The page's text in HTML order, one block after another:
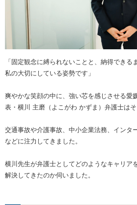
「固定観念に縛られないことと、納得できる
私の大切にしている姿勢です」
爽やかな笑顔の中に、強い芯を感じさせる愛
表・横川 主磨（よこがわ かずま）弁護士はそ
交通事故や介護事故、中小企業法務、インタ
などに注力してきました。
横川先生が弁護士としてどのようなキャリア
解決してきたのか伺いました。